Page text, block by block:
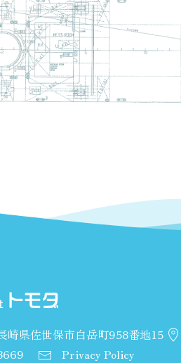
崎県佐世保市白岳町958番地15
Privacy Policy